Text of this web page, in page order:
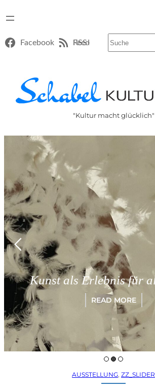
Facebook RSS-Feed
"Kultur macht glücklich"
als Erlebnis für alle Sinne
READ MORE
AUSSTELLUNG, ZZ_SLIDER